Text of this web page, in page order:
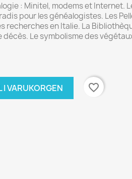
: Minitel, modems et Internet.
pour les généalogistes. Les
recherches en Italie. La
décès. Le symbolisme des
I VARUKORGEN favorite_border